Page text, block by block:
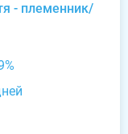
- племенник/